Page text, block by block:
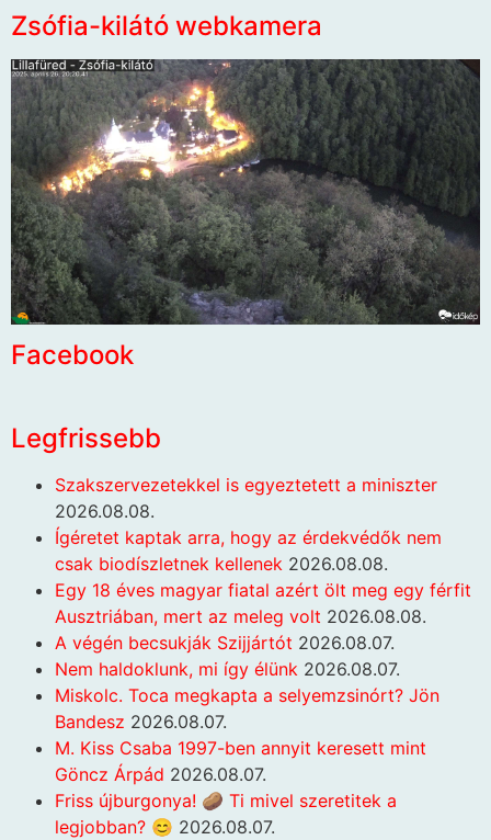
Zsófia-kilátó webkamera
Facebook
Legfrissebb
Szakszervezetekkel is egyeztetett a miniszter
2026.08.08.
Ígéretet kaptak arra, hogy az érdekvédők nem
csak biodíszletnek kellenek 2026.08.08.
Egy 18 éves magyar fiatal azért ölt meg egy férfit
Ausztriában, mert az meleg volt 2026.08.08.
A végén becsukják Szijjártót 2026.08.07.
Nem haldoklunk, mi így élünk 2026.08.07.
Miskolc. Toca megkapta a selyemzsinórt? Jön
Bandesz 2026.08.07.
M. Kiss Csaba 1997-ben annyit keresett mint
Göncz Árpád 2026.08.07.
Friss újburgonya! 🥔 Ti mivel szeretitek a
legjobban? 😊 2026.08.07.